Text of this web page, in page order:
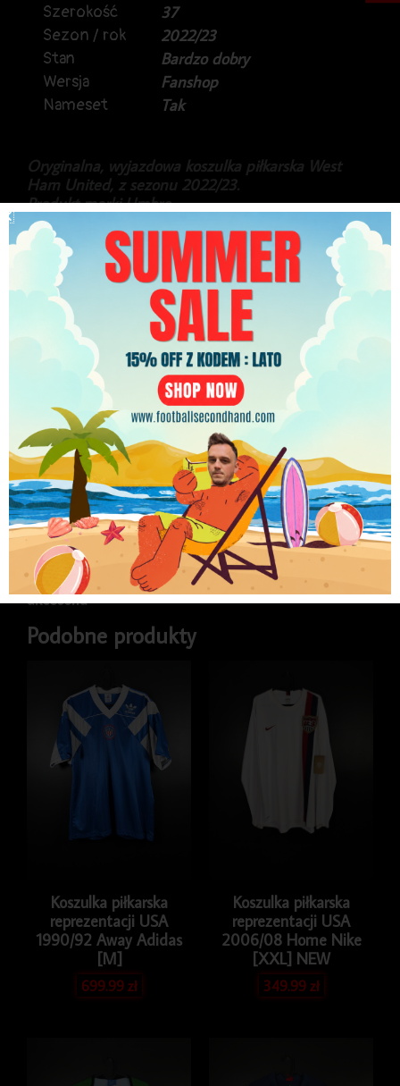
Szerokość
37
Sezon / rok
2022/23
Stan
Bardzo dobry
Wersja
Fanshop
Nameset
Tak
Oryginalna, wyjazdowa koszulka piłkarska West
Ham United, z sezonu 2022/23.
Produkt marki Umbro.
Na plecach włoski napastnik Gianluca Scamacca.
Strój koszulka + spodenki, w rozmiarze dziecięcym
YS, na wzrost 134cm.
Stan bardzo dobry.
99.99 zł
Najniższa cena w ciągu ostatnich 30 dni: 99.99zł
Brak w magazynie
Kategorie Koszulki,Koszulki piłkarskie,Koszulki
piłkarskie dla dzieci,Koszulki piłkarskie klubowe
LIGA ANGIELSKA, Pozostała odzież sportowa i
akcesoria
Podobne produkty
Koszulka piłkarska
reprezentacji USA
1990/92 Away Adidas
[M]
699.99zł
Koszulka piłkarska
reprezentacji USA
2006/08 Home Nike
[XXL] NEW
349.99zł